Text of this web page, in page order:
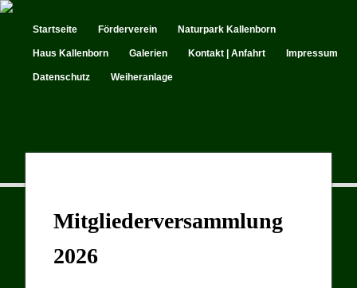
Startseite Förderverein Naturpark Kallenborn
Haus Kallenborn Galerien Kontakt | Anfahrt Impressum
Datenschutz Weiheranlage
Mitgliederversammlung
2026